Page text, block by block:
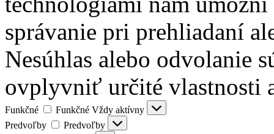
správanie pri prehliadaní
Nesúhlas alebo odvolanie
ovplyvniť určité vlastnosti
Funkčné Funkčné Vždy aktívny
Predvoľby
Predvoľby